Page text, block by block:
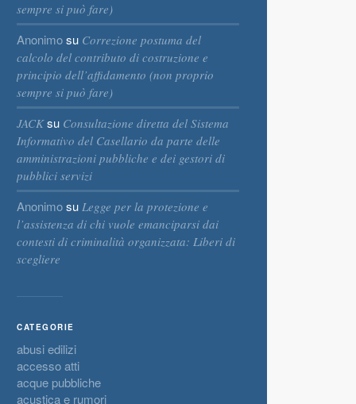
sempre si può fare)
Anonimosu Correzione postuma del
calcolo del contributo di costruzione e
principio dell’affidamento (non proprio
sempre si può fare)
JACKsu Consultazione diretta del Sistema
Informativo del Casellario da parte delle
amministrazioni pubbliche e dei gestori di
pubblici servizi
Anonimosu Legge per la protezione e
l’assistenza di chi vuole emanciparsi dai
contesti di criminalità organizzata: Liberi di
scegliere
CATEGORIE
abusi edilizi
accesso atti
acque pubbliche
acustica e rumori